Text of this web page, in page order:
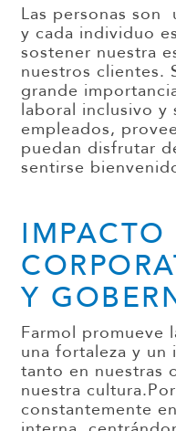
Las personas son
y cada individuo
sostener nuestra
nuestros clientes.
grande
laboral inclusivo y
empleados,
puedan disfrutar
sentirse
IMPACTO
Y
Farmol promueve
una fortaleza y un
tanto en nuestras
nuestra cultura.
constantemente